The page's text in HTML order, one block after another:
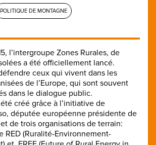
POLITIQUE DE MONTAGNE
l’intergroupe Zones Rurales, de
a été officiellement lancé.
ceux qui vivent dans les
de l’Europe, qui sont souvent
dans le dialogue public.
créé grâce à l’initiative de
députée européenne présidente de
de trois organisations de terrain:
RED (Ruralité-Environnement-